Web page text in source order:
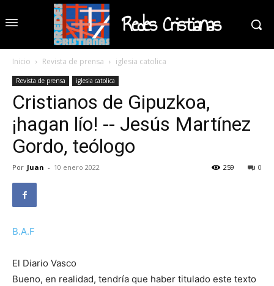
Redes Cristianas
Inicio Revista de prensa iglesia catolica
Revista de prensa iglesia catolica
Cristianos de Gipuzkoa,
¡hagan lío! -- Jesús Martínez
Gordo, teólogo
Por Juan - 10 enero 2022 0
259
B.A.F
El Diario Vasco
Bueno, en realidad, tendría que haber titulado este texto